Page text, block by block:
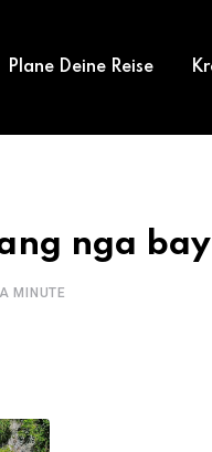
Plane Deine Reise
nga bay
MINUTE